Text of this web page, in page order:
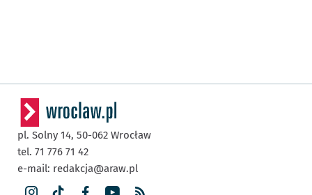
pl. Solny 14, 50-062 Wrocław
tel. 71 776 71 42
e-mail: redakcja@araw.pl